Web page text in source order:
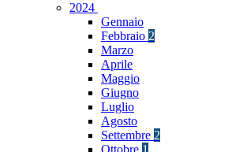
2024
Gennaio
Febbraio 2
Marzo
Aprile
Maggio
Giugno
Luglio
Agosto
Settembre 2